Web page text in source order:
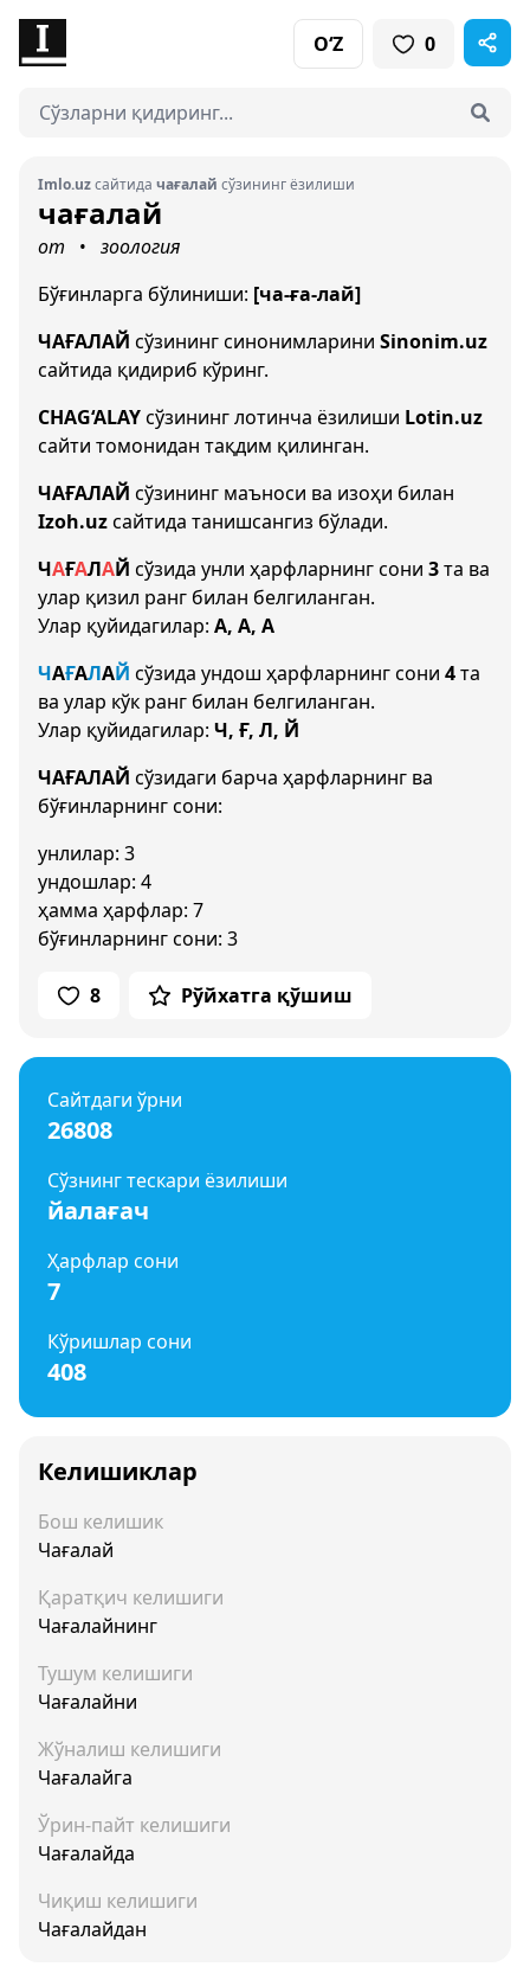
O‘Z 0
Imlo.uzсайтида чағалай сўзининг ёзилиши
чағалай
от •
зоология
Бўғинларга бўлиниши: [ча-ға-лай]
ЧАҒАЛАЙ сўзининг синонимларини Sinonim.uz
сайтида қидириб кўринг.
CHAG‘ALAYсўзининг лотинча ёзилиши Lotin.uz
сайти томонидан тақдим қилинган.
ЧАҒАЛАЙ сўзининг маъноси ва изоҳи билан
Izoh.uzсайтида танишсангиз бўлади.
ЧАҒАЛАЙ сўзида унли ҳарфларнинг сони 3та ва
улар қизил ранг билан белгиланган.
Улар қуйидагилар: А, А, А
ЧАҒАЛАЙ сўзида ундош ҳарфларнинг сони 4та
ва улар кўк ранг билан белгиланган.
Улар қуйидагилар: Ч, Ғ, Л, Й
ЧАҒАЛАЙ сўзидаги барча ҳарфларнинг ва
бўғинларнинг сони:
унлилар: 3
ундошлар: 4
ҳамма ҳарфлар: 7
бўғинларнинг сони: 3
8 Рўйхатга қўшиш
Сайтдаги ўрни
26808
Сўзнинг тескари ёзилиши
йалағач
Ҳарфлар сони
7
Кўришлар сони
408
Келишиклар
Бош келишик
Чағалай
Қаратқич келишиги
Чағалайнинг
Тушум келишиги
Чағалайни
Жўналиш келишиги
Чағалайга
Ўрин-пайт келишиги
Чағалайда
Чиқиш келишиги
Чағалайдан